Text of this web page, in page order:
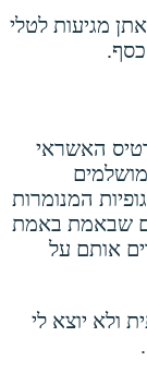
מגיעות לטלי
באפריל 2024 כרטיס האשראי
המנומרות
שבאמת באמת
אותם על
ולא יוצא לי